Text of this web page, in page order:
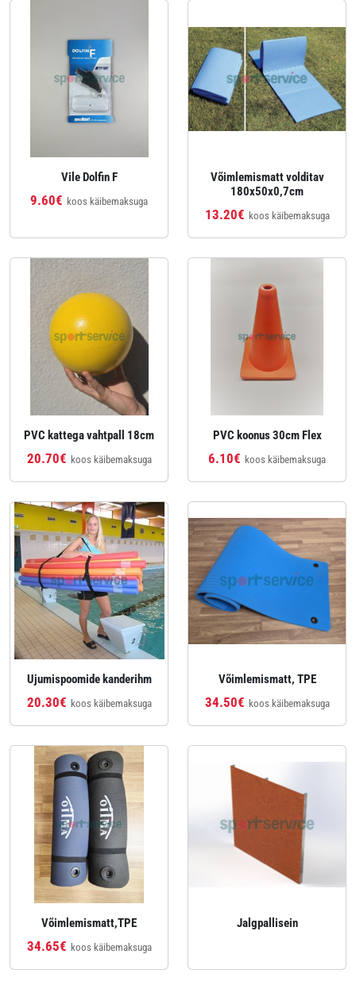
Vile Dolfin F
9.60€ koos käibemaksuga
Võimlemismatt volditav
180x50x0,7cm
13.20€ koos käibemaksuga
PVC kattega vahtpall 18cm
20.70€ koos käibemaksuga
PVC koonus 30cm Flex
6.10€ koos käibemaksuga
Ujumispoomide kanderihm
20.30€ koos käibemaksuga
Võimlemismatt, TPE
34.50€ koos käibemaksuga
Võimlemismatt,TPE
34.65€ koos käibemaksuga
Jalgpallisein